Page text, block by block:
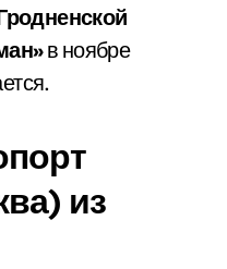
в ноябре
из